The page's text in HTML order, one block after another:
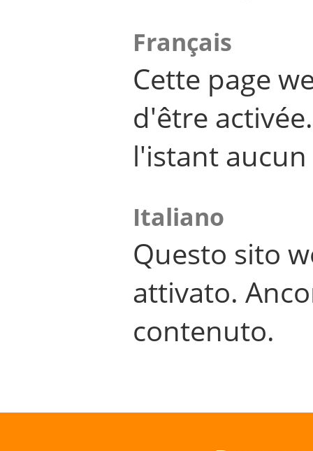
Français
Cette page
d'être
l'istant
Italiano
Questo sito
attivato.
contenuto.